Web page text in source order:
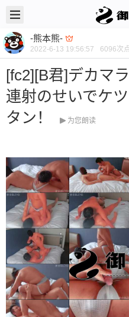
-熊本熊-
2022-6-13 19:56:57 6096次
[fc2][B君]デカマ
連射のせいでケ
タン！
为您朗读
-熊本熊- @ 御品熊风
[fc2][B君]デカマ
射のせいでケツ
ン！
当前隐藏内容需要支付
立刻注册 0 收藏